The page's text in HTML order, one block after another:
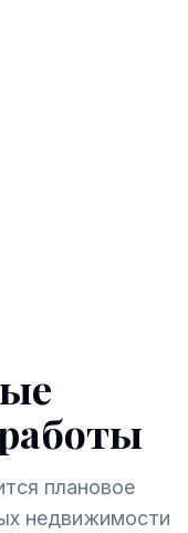
плановое
недвижимости